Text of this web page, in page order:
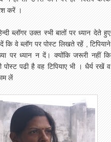
करें ।
ब्लॉगर उक्त स्भी बातों पर ध्यान देते हुए
कि वे ब्लॉग पर पोस्ट लिखते रहें , टिपियाने
पर ध्यान न दें। क्योंकि जरूरी नहीं कि
पढी है वह टिपियाए भी । धैर्य रखें व
लें